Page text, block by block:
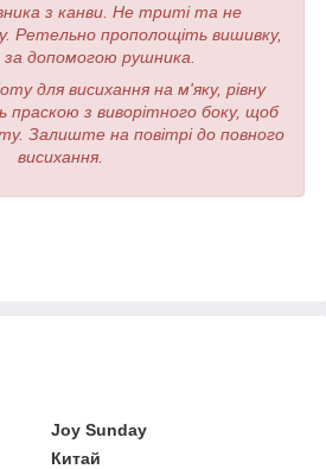
з канви. Не триті та не
Ретельно прополощіть вишивку,
за допомогою рушника.
для висихання на м'яку, рівну
праскою з виворітного боку, щоб
Залиште на повітрі до повного
висихання.
Joy Sunday
Китай